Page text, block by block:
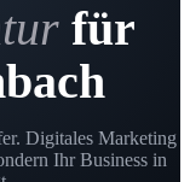
für
Digitales Marketing
Ihr Business in